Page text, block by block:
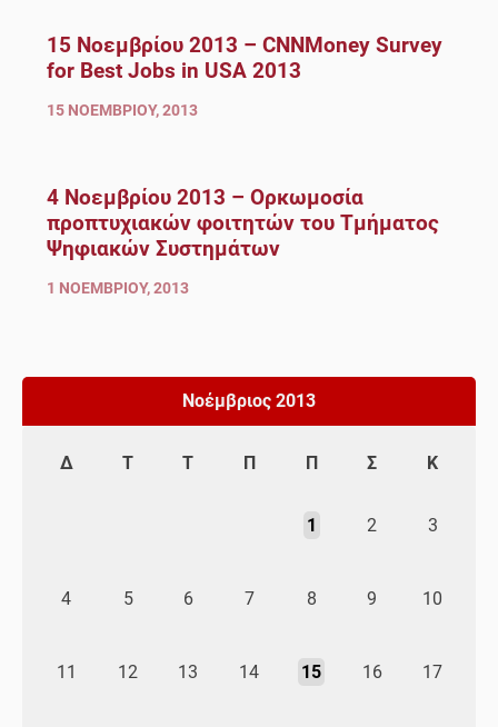
15 Νοεμβρίου 2013 – CNNMoney Survey
for Best Jobs in USA 2013
15 ΝΟΕΜΒΡΊΟΥ, 2013
4 Νοεμβρίου 2013 – Ορκωμοσία
προπτυχιακών φοιτητών του Τμήματος
Ψηφιακών Συστημάτων
1 ΝΟΕΜΒΡΊΟΥ, 2013
Νοέμβριος 2013
Δ Τ Τ Π Π Σ Κ
1 2 3
4 5 6 7 8 9 10
11 12 13 14 15 16 17